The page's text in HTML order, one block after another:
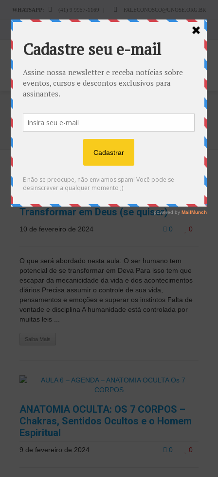
WHATSAPP: (41) 9 9957-1169 FALECONOSCO@GNOSE.ORG.BR
Home Sentidos Ocultos
A EVOLUÇÃO ESPIRITUAL POSSÍVEL
Transformar em Deus (se quiser)
0 0
10 de fevereiro de 2024
O que será abordado nesta aula: O ser humano tem
potencial de se transformar em Deva Para isso tem que
escapar da mecanicidade da vida e dos acontecimentos
diários Precisa assumir o controle de sua vida,
pensamentos e emoções e superar os instintos Falta de
vontade e disciplina A humanidade está controlada por
muitas leis ...
Saiba Mais
ANATOMIA OCULTA: OS 7 CORPOS –
Chakras, Sentidos Ocultos e o Homem
Espiritual
0 0
9 de fevereiro de 2024